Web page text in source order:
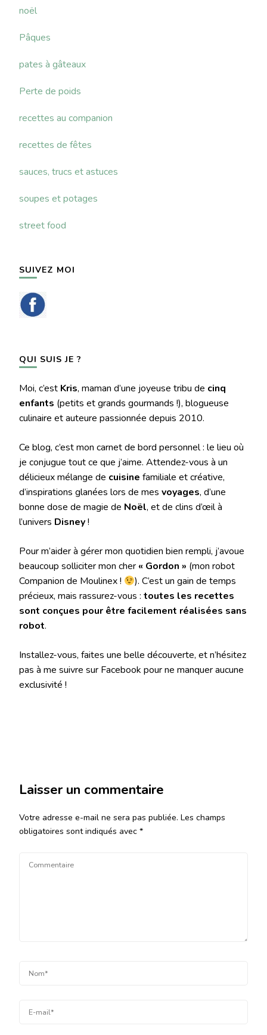
noël
Pâques
pates à gâteaux
Perte de poids
recettes au companion
recettes de fêtes
sauces, trucs et astuces
soupes et potages
street food
SUIVEZ MOI
QUI SUIS JE ?
Moi, c’est Kris, maman d’une joyeuse tribu de cinq
enfants (petits et grands gourmands !), blogueuse
culinaire et auteure passionnée depuis 2010.
Ce blog, c’est mon carnet de bord personnel : le lieu où
je conjugue tout ce que j’aime. Attendez-vous à un
délicieux mélange de cuisine familiale et créative,
d’inspirations glanées lors de mes voyages, d’une
bonne dose de magie de Noël, et de clins d’œil à
l’univers Disney!
Pour m’aider à gérer mon quotidien bien rempli, j’avoue
beaucoup solliciter mon cher « Gordon » (mon robot
Companion de Moulinex !
). C’est un gain de temps
précieux, mais rassurez-vous : toutes les recettes
sont conçues pour être facilement réalisées sans
robot.
Installez-vous, faites une belle découverte, et n’hésitez
pas à me suivre sur Facebook pour ne manquer aucune
exclusivité !
Laisser un commentaire
Votre adresse e-mail ne sera pas publiée. Les champs
obligatoires sont indiqués avec *